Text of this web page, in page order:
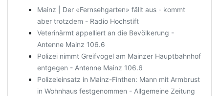
Mainz | Der «Fernsehgarten» fällt aus - kommt
aber trotzdem - Radio Hochstift
Veterinärmt appelliert an die Bevölkerung -
Antenne Mainz 106.6
Polizei nimmt Greifvogel am Mainzer Hauptbahnhof
entgegen - Antenne Mainz 106.6
Polizeieinsatz in Mainz-Finthen: Mann mit Armbrust
in Wohnhaus festgenommen - Allgemeine Zeitung